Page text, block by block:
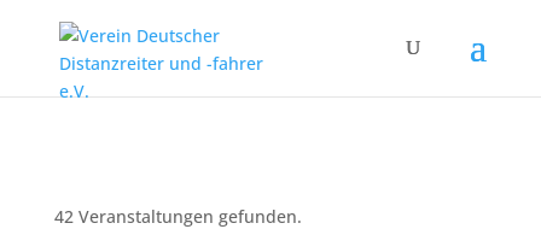
42 Veranstaltungen gefunden.